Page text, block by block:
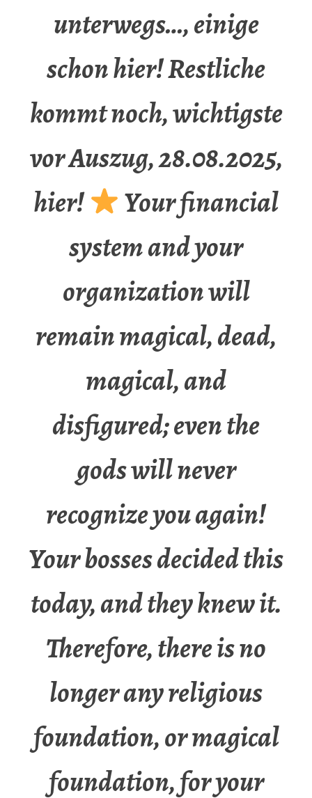
unterwegs…, einige
schon hier! Restliche
kommt noch, wichtigste
vor Auszug, 28.08.2025,
hier!
Your financial
system and your
organization will
remain magical, dead,
magical, and
disfigured; even the
gods will never
recognize you again!
Your bosses decided this
today, and they knew it.
Therefore, there is no
longer any religious
foundation, or magical
foundation, for your